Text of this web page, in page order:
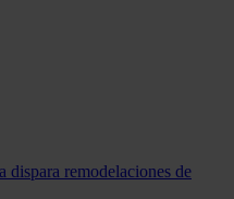
dispara remodelaciones de